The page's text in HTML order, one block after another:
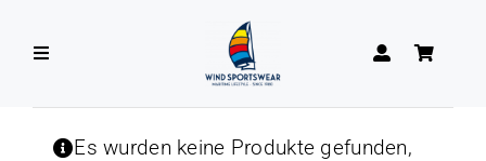
Inhalt
Toggle
Es wurden keine Produkte gefunden,